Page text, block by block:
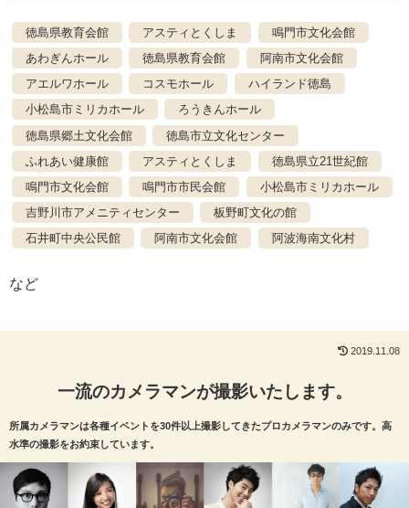
徳島県教育会館 アスティとくしま
鳴門市文化会館
あわぎんホール
徳島県教育会館
阿南市文化会館
アエルワホール
コスモホール
ハイランド徳島
小松島市ミリカホール
ろうきんホール
徳島県郷土文化会館
徳島市立文化センター
ふれあい健康館
アスティとくしま
徳島県立21世紀館
鳴門市文化会館
鳴門市市民会館
小松島市ミリカホール
吉野川市アメニティセンター
板野町文化の館
石井町中央公民館
阿南市文化会館 阿波海南文化村
など
2019.11.08
一流のカメラマンが撮影いたします。
所属カメラマンは各種イベントを30件以上撮影してきたプロカメラマンのみです。高
水準の撮影をお約束しています。